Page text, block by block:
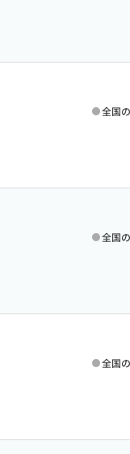
全国
全国
全国